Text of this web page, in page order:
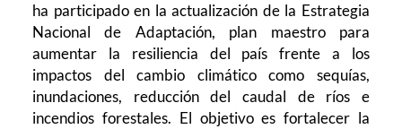
ha participado en la actualización de la Estrategia
Nacional de Adaptación, plan maestro para
aumentar la resiliencia del país frente a los
impactos del cambio climático como sequías,
inundaciones, reducción del caudal de ríos e
incendios forestales. El objetivo es fortalecer la